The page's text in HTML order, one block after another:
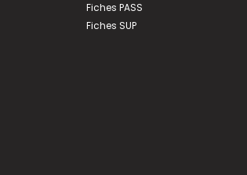
Fiches PASS
Fiches SUP